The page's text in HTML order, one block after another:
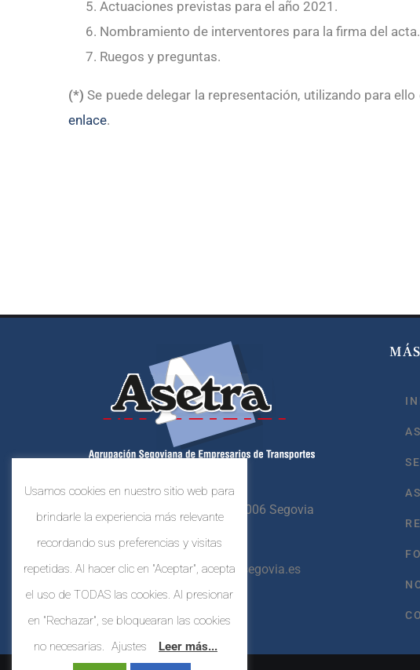
Actuaciones previstas para el año 2021.
Nombramiento de interventores para la firma del acta.
Ruegos y preguntas.
(*) Se puede delegar la representación, utilizando para
enlace.
Crta. N-603, Km. 87, 40006 Segovia
921 44 80 41
asetrasegovia@asetrasegovia.es
Usamos cookies en nuestro sitio web para
brindarle la experiencia más relevante
recordando sus preferencias y visitas
repetidas. Al hacer clic en "Aceptar", acepta
el uso de TODAS las cookies. Al presionar
en "Rechazar", se bloquearan las cookies
no necesarias. Ajustes Leer más...